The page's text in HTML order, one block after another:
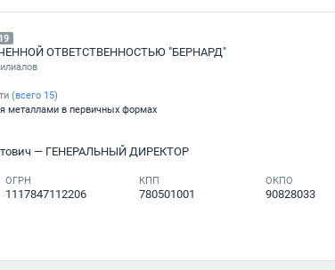
ОТВЕТСТВЕННОСТЬЮ "БЕРНАРД"
(всего 15)
металлами в первичных формах
— ГЕНЕРАЛЬНЫЙ ДИРЕКТОР
ОГРН
1117847112206
КПП
780501001
ОКПО
90828033